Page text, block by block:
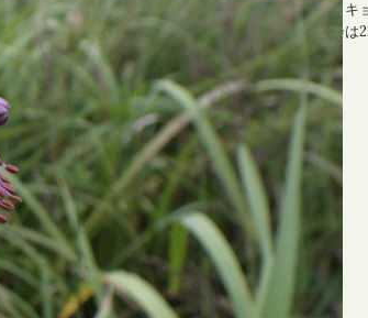
バチソウが咲き出しました。明日、明後
観察会です。10時～11時半で…
ヤマラッキ
の観察会は